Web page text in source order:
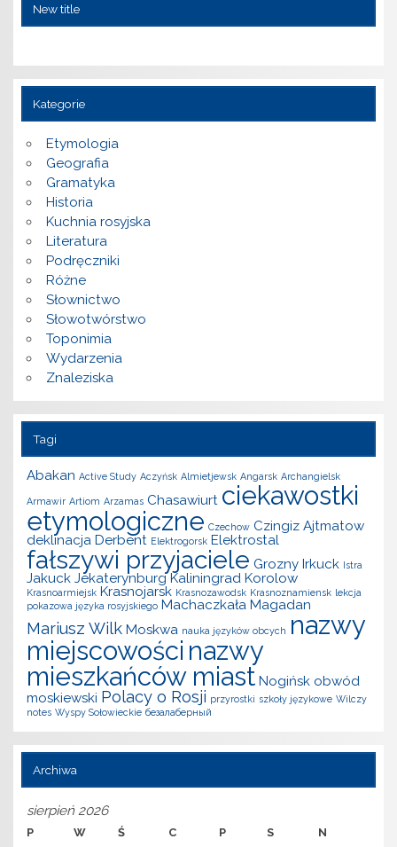
New title
Kategorie
Etymologia
Geografia
Gramatyka
Historia
Kuchnia rosyjska
Literatura
Podręczniki
Różne
Słownictwo
Słowotwórstwo
Toponimia
Wydarzenia
Znaleziska
Tagi
Abakan Active Study Aczyńsk Almietjewsk Angarsk Archangielsk
Armawir Artiom Arzamas Chasawiurt ciekawostki
etymologiczne Czechow Czingiz Ajtmatow
deklinacja Derbent Elektrogorsk Elektrostal
fałszywi przyjaciele Grozny Irkuck Istra
Jakuck Jekaterynburg Kaliningrad Korolow
Krasnoarmiejsk Krasnojarsk Krasnozawodsk Krasnoznamiensk lekcja
pokazowa języka rosyjskiego Machaczkała Magadan
Mariusz Wilk Moskwa nauka języków obcych nazwy
miejscowości nazwy
mieszkańców miast Nogińsk obwód
moskiewski Polacy o Rosji przyrostki szkoły językowe Wilczy
notes Wyspy Sołowieckie безалаберный
Archiwa
sierpień 2026
P W Ś C P S N